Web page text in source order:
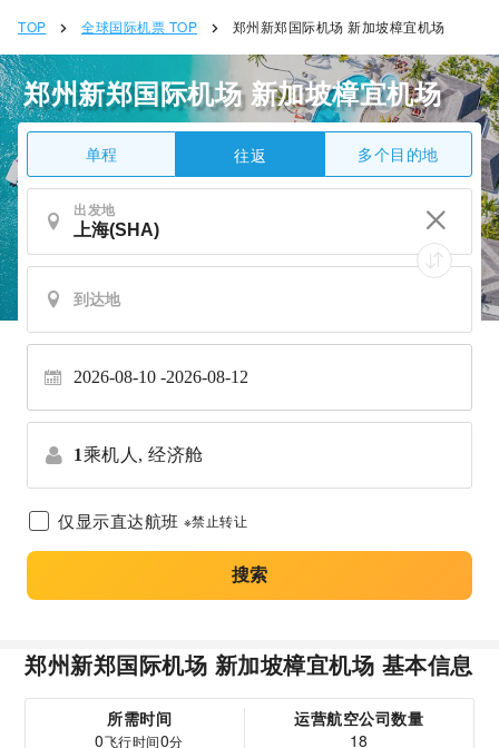
TOP 全球国际机票 TOP 郑州新郑国际机场 新加坡樟宜机场
郑州新郑国际机场 新加坡樟宜机场
单程 往返 多个目的地
出发地
2026-08-10 2026-08-12
1乘机人, 经济舱
仅显示直达航班 ※禁止转让
搜索
郑州新郑国际机场 新加坡樟宜机场 基本信息
所需时间
0飞行时间0分
运营航空公司数量
18